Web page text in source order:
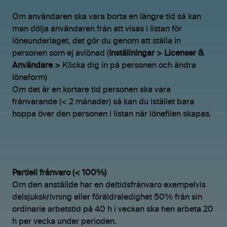
Om användaren ska vara borta en längre tid så kan
man dölja användaren från att visas i listan för
löneunderlaget, det gör du genom att ställa in
personen som ej avlönad ( Inställningar > Licenser &
Användare > Klicka dig in på personen och ändra
löneform)
Om det är en kortare tid personen ska vara
frånvarande (< 2 månader) så kan du istället bara
hoppa över den personen i listan när lönefilen skapas.
Partiell frånvaro (< 100%)
Om den anställde har en deltidsfrånvaro exempelvis
delsjukskrivning eller föräldraledighet 50% från sin
ordinarie arbetstid på 40 h i veckan ska hen arbeta 20
h per vecka under perioden.